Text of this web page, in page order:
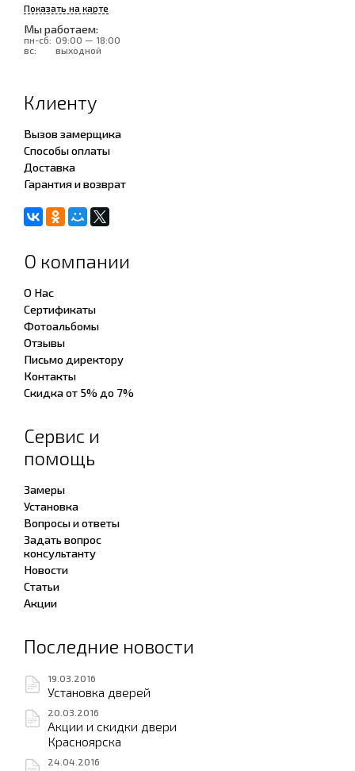
Показать на карте
Мы работаем:
пн-сб: 09:00 — 18:00
вс:
выходной
Клиенту
Вызов замерщика
Способы оплаты
Доставка
Гарантия и возврат
О компании
О Нас
Сертификаты
Фотоальбомы
Отзывы
Письмо директору
Контакты
Скидка от 5% до 7%
Сервис и
помощь
Замеры
Установка
Вопросы и ответы
Задать вопрос
консультанту
Новости
Статьи
Акции
Последние новости
19.03.2016
Установка дверей
20.03.2016
Акции и скидки двери
Красноярска
24.04.2016